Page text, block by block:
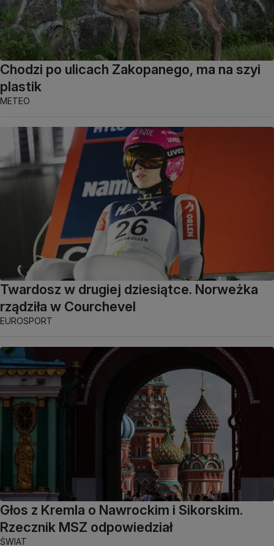
Chodzi po ulicach Zakopanego, ma na szyi
plastik
METEO
Twardosz w drugiej dziesiątce. Norweżka
rządziła w Courchevel
EUROSPORT
Głos z Kremla o Nawrockim i Sikorskim.
Rzecznik MSZ odpowiedział
ŚWIAT